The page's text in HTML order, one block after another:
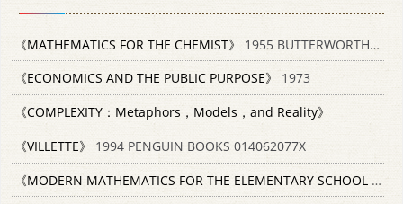
《MATHEMATICS FOR THE CHEMIST》
1955 BUTTERWORTHS SCIENTIFIC PUBLICATIONS
《ECONOMICS AND THE PUBLIC PURPOSE》
1973
《COMPLEXITY：Metaphors，Models，and Reality》
《VILLETTE》
1994 PENGUIN BOOKS 014062077X
《MODERN MATHEMATICS FOR THE ELEMENTARY SCHOOL TEACHER》